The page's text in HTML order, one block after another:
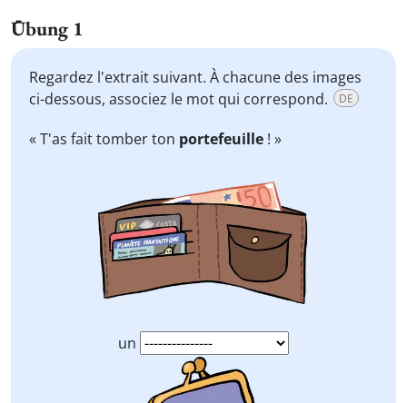
Übung 1
Regardez l'extrait suivant. À chacune des images
ci-dessous, associez le mot qui correspond.
DE
« T'as fait tomber ton portefeuille ! »
un